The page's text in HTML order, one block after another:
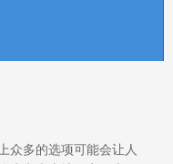
众多的选项可能会让人